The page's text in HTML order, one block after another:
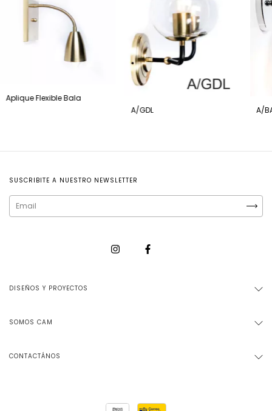
Aplique Flexible Bala
A/GDL
A/
SUSCRIBITE A NUESTRO NEWSLETTER
DISEÑOS Y PROYECTOS
SOMOS CAM
CONTACTÁNOS